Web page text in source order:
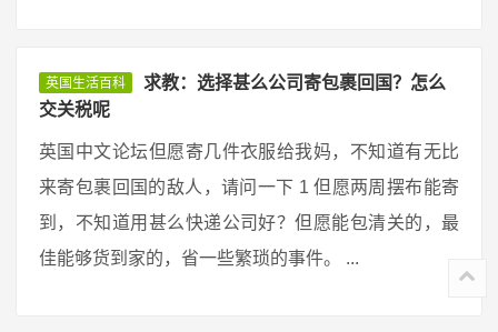
英国生活百科
求教：选择甚么公司寄包裹回国？怎么
交关税呢
英国中文论坛但愿寄几件衣服给我妈，不知道有无比
来寄包裹回国的敌人，请问一下 1 但愿两周摆布能寄
到，不知道用甚么快递公司好？但愿能包清关的，最
佳能够货到家的，省一些繁琐的事件。 ...